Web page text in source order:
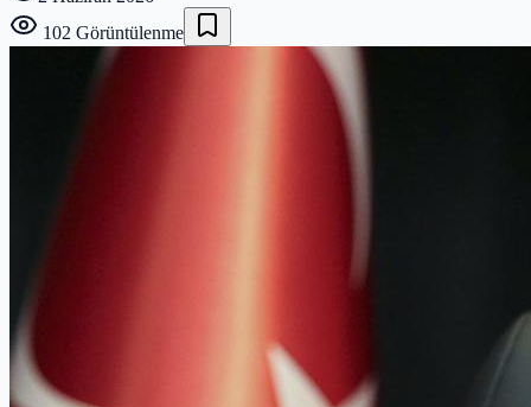
102 Görüntülenme